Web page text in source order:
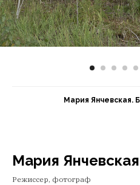
Мария Янчевская.
Мария Янчевская
Режиссер, фотограф